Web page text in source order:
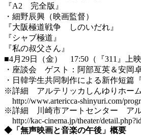
『A2 完全版』
・細野辰興（映画監督）
『大阪極道戦争 しのいだれ』
『シャブ極道』
『私の叔父さん』
■4月29日（金） 17:50（『311』上映
・座談会 ゲスト：阿部亙英＆安岡
・日韓学生共同制作による新作短篇
※詳細 アルテリッカしんゆりホー
http://www.artericca-shinyuri.com/
※詳細 川崎市アートセンター アル
http://kac-cinema.jp/theater/
◆「無声映画と音楽の午後」概要